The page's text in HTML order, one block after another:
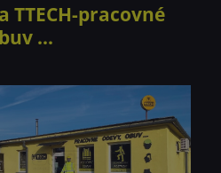
TTECH-pracovné
...